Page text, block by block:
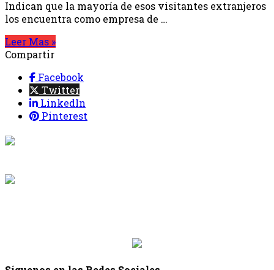
Indican que la mayoría de esos visitantes extranjeros
los encuentra como empresa de …
Leer Mas »
Compartir
Facebook
Twitter
LinkedIn
Pinterest